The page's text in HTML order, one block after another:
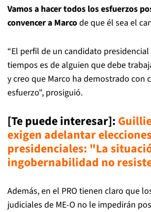
Vamos a hacer todos los esfuerzos
convencer a Marcode que él sea el
“El perfil de un candidato
tiempos es de alguien que debe
y creo que Marco ha demostrado con
esfuerzo", prosiguió.
[Te puede interesar]:
exigen adelantar elecciones
presidenciales: "La
ingobernabilidad no
Además, en el PRO tienen claro que
judiciales de ME-O no le impedirán